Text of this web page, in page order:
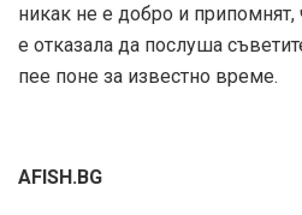
никак не е добро и
е отказала да послуша
пее поне за известно време.
AFISH.BG